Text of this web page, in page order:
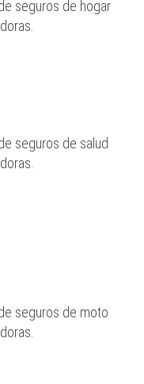
seguros de hogar
seguros de salud
seguros de moto